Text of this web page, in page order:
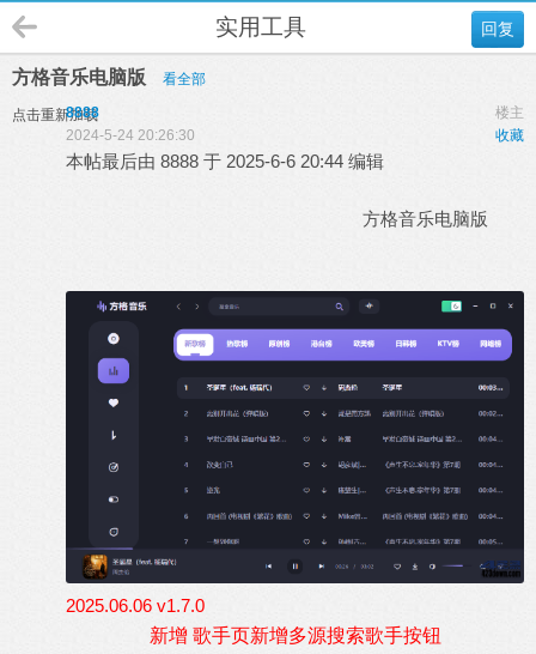
回复
实用工具
方格音乐电脑版 看全部
点击重新加载 楼主
8888
收藏
2024-5-24 20:26:30
本帖最后由 8888 于 2025-6-6 20:44 编辑
方格音乐电脑版
2025.06.06 v1.7.0
新增 歌手页新增多源搜索歌手按钮